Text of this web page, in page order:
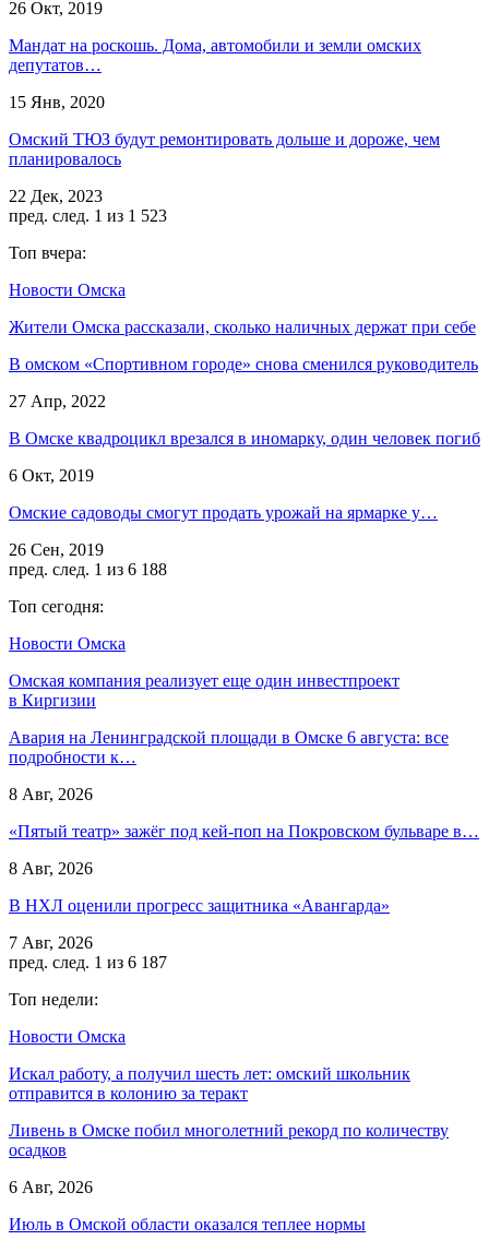
26 Окт, 2019
Мандат на роскошь. Дома, автомобили и земли омских
депутатов…
15 Янв, 2020
Омский ТЮЗ будут ремонтировать дольше и дороже, чем
планировалось
22 Дек, 2023
пред. след. 1 из 1 523
Топ вчера:
Новости Омска
Жители Омска рассказали, сколько наличных держат при себе
В омском «Спортивном городе» снова сменился руководитель
27 Апр, 2022
В Омске квадроцикл врезался в иномарку, один человек погиб
6 Окт, 2019
Омские садоводы смогут продать урожай на ярмарке у…
26 Сен, 2019
пред. след. 1 из 6 188
Топ сегодня:
Новости Омска
Омская компания реализует еще один инвестпроект
в Киргизии
Авария на Ленинградской площади в Омске 6 августа: все
подробности к…
8 Авг, 2026
«Пятый театр» зажёг под кей-поп на Покровском бульваре в…
8 Авг, 2026
В НХЛ оценили прогресс защитника «Авангарда»
7 Авг, 2026
пред. след. 1 из 6 187
Топ недели:
Новости Омска
Искал работу, а получил шесть лет: омский школьник
отправится в колонию за теракт
Ливень в Омске побил многолетний рекорд по количеству
осадков
6 Авг, 2026
Июль в Омской области оказался теплее нормы